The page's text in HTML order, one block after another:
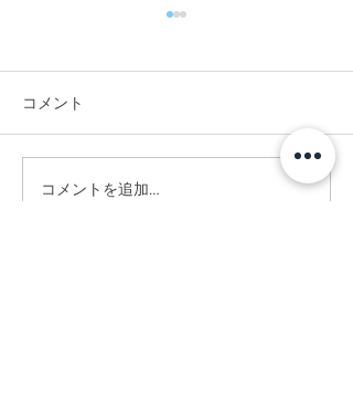
コメント
コメントを追加…